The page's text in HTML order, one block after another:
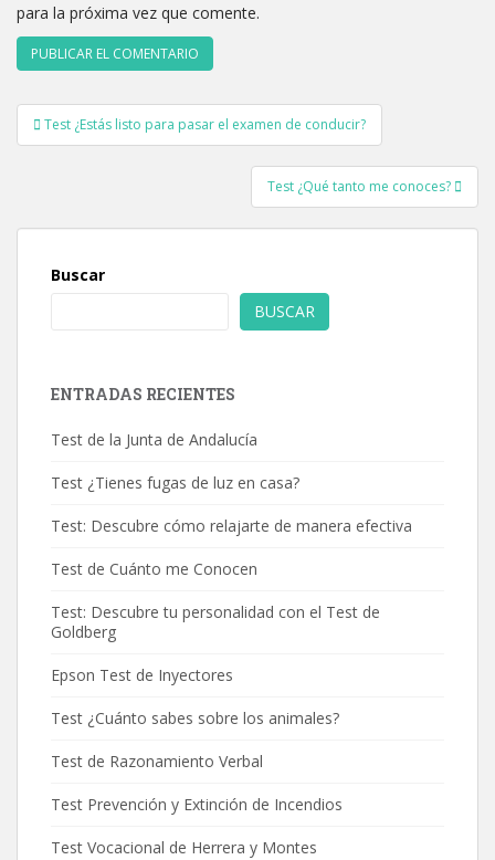
para la próxima vez que comente.
Navegación
de
Test ¿Estás listo para pasar el examen de conducir?
Test ¿Qué tanto me conoces?
Buscar
BUSCAR
ENTRADAS RECIENTES
Test de la Junta de Andalucía
Test ¿Tienes fugas de luz en casa?
Test: Descubre cómo relajarte de manera efectiva
Test de Cuánto me Conocen
Test: Descubre tu personalidad con el Test de
Goldberg
Epson Test de Inyectores
Test ¿Cuánto sabes sobre los animales?
Test de Razonamiento Verbal
Test Prevención y Extinción de Incendios
Test Vocacional de Herrera y Montes